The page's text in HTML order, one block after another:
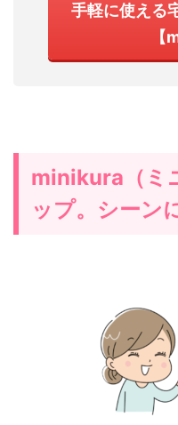
手軽に使える
【
minikura（ミ
ップ。シーン